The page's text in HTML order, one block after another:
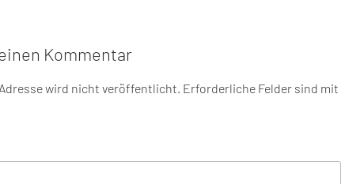
Kommentar
wird nicht veröffentlicht. Erforderliche Felder sind mit